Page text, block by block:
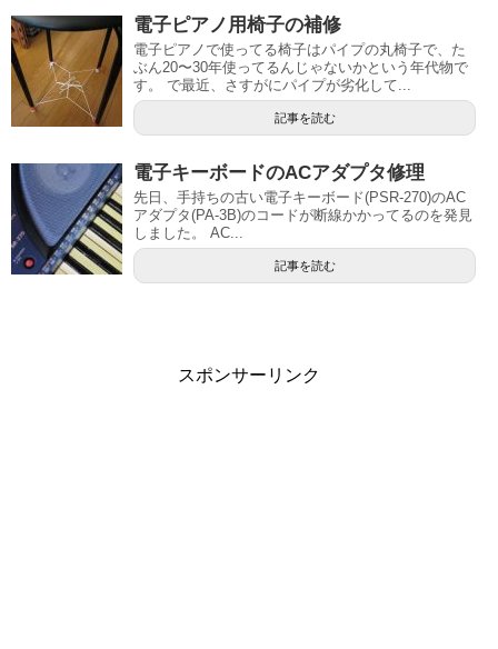
電子ピアノ用椅子の補修
電子ピアノで使ってる椅子はパイプの丸椅子で、た
ぶん20〜30年使ってるんじゃないかという年代物で
す。 で最近、さすがにパイプが劣化して...
記事を読む
電子キーボードのACアダプタ修理
先日、手持ちの古い電子キーボード(PSR-270)のAC
アダプタ(PA-3B)のコードが断線かかってるのを発見
しました。 AC...
記事を読む
スポンサーリンク